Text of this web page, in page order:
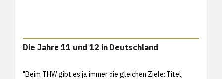
Die Jahre 11 und 12 in Deutschland
"Beim THW gibt es ja immer die gleichen Ziele: Titel,